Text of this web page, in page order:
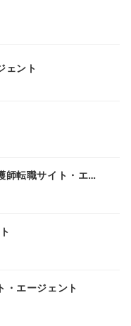
ェント
師転職サイト・エー
・エージェント